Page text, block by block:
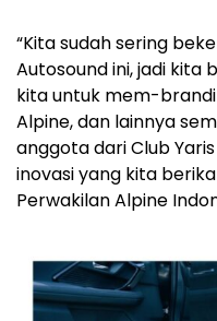
“Kita sudah sering
Autosound ini, jadi kita
kita untuk mem-
Alpine, dan lainnya
anggota dari Club
inovasi yang kita
Perwakilan Alpine